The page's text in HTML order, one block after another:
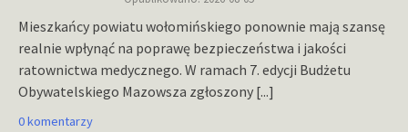
Mieszkańcy powiatu wołomińskiego ponownie mają szansę
realnie wpłynąć na poprawę bezpieczeństwa i jakości
ratownictwa medycznego. W ramach 7. edycji Budżetu
Obywatelskiego Mazowsza zgłoszony [...]
0 komentarzy